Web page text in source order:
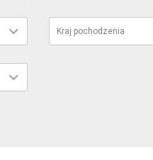
Kraj pochodzenia